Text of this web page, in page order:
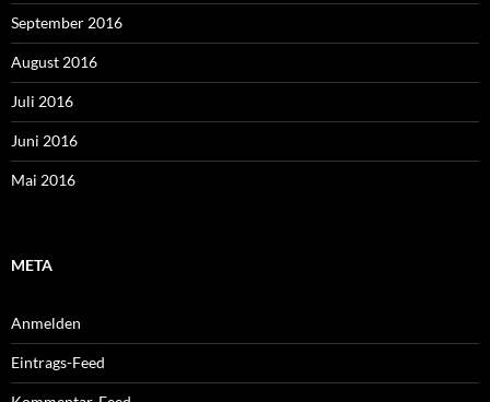
September 2016
August 2016
Juli 2016
Juni 2016
Mai 2016
META
Anmelden
Eintrags-Feed